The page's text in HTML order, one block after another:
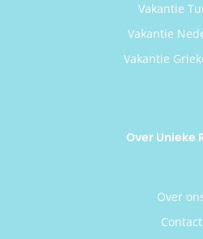
Vakantie
Vakantie
Vakantie
Over Unieke
Over
Contact